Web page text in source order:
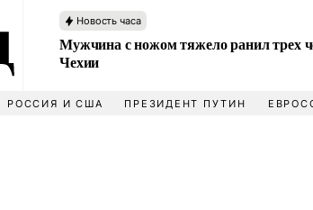
Новость часа
Мужчина с ножом тяжело ранил трех
Чехии
РОССИЯ И США ПРЕЗИДЕНТ ПУТИН